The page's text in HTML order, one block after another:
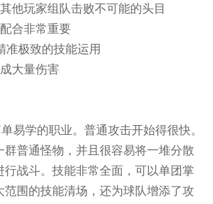
他玩家组队击败不可能的头目
合非常重要
准极致的技能运用
大量伤害
单易学的职业。普通攻击开始得很快。
群普通怪物，并且很容易将一堆分散
行战斗。技能非常全面，可以单团掌
范围的技能清场，还为球队增添了攻